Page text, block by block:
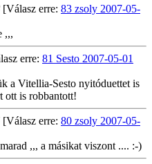
[Válasz erre: 83 zsoly 2007-05-
,,,
erre: 81 Sesto 2007-05-01
a Vitellia-Sesto nyitóduettet is
ott is robbantott!
[Válasz erre: 80 zsoly 2007-05-
,,, a másikat viszont .... :-)